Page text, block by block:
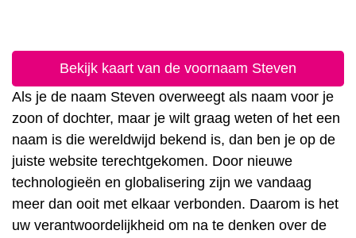
Bekijk kaart van de voornaam Steven
Als je de naam Steven overweegt als naam voor je
zoon of dochter, maar je wilt graag weten of het een
naam is die wereldwijd bekend is, dan ben je op de
juiste website terechtgekomen. Door nieuwe
technologieën en globalisering zijn we vandaag
meer dan ooit met elkaar verbonden. Daarom is het
uw verantwoordelijkheid om na te denken over de